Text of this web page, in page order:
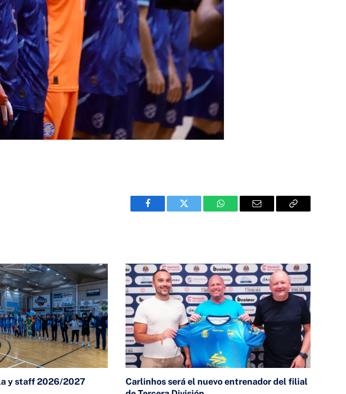
Facebook Twitter WhatsAppEmail
Copy
y staff 2026/2027
Carlinhos será el nuevo entrenador del filial